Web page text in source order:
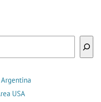
USA